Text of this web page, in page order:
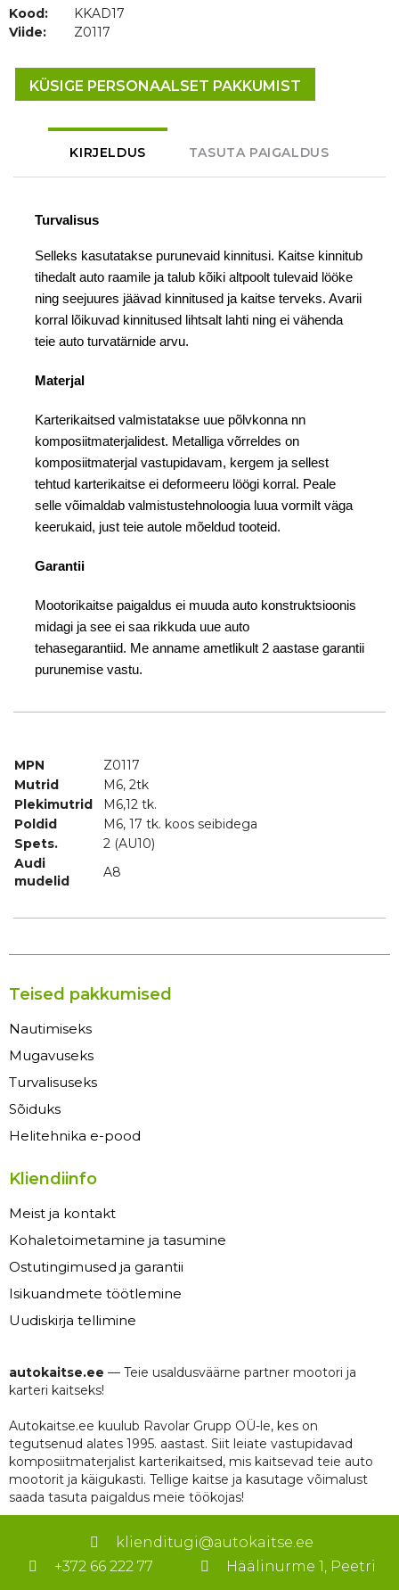
Kood:
KKAD17
Viide:
Z0117
KÜSIGE PERSONAALSET PAKKUMIST
KIRJELDUS TASUTA PAIGALDUS
Turvalisus
Selleks kasutatakse purunevaid kinnitusi. Kaitse kinnitub
tihedalt auto raamile ja talub kõiki altpoolt tulevaid lööke
ning seejuures jäävad kinnitused ja kaitse terveks. Avarii
korral lõikuvad kinnitused lihtsalt lahti ning ei vähenda
teie auto turvatärnide arvu.
Materjal
Karterikaitsed valmistatakse uue põlvkonna nn
komposiitmaterjalidest. Metalliga võrreldes on
komposiitmaterjal vastupidavam, kergem ja sellest
tehtud karterikaitse ei deformeeru löögi korral. Peale
selle võimaldab valmistustehnoloogia luua vormilt väga
keerukaid, just teie autole mõeldud tooteid.
Garantii
Mootorikaitse paigaldus ei muuda auto konstruktsioonis
midagi ja see ei saa rikkuda uue auto
tehasegarantiid. Me anname ametlikult 2 aastase garantii
purunemise vastu.
MPN
Z0117
Mutrid
M6, 2tk
Plekimutrid
M6,12 tk.
Poldid
M6, 17 tk. koos seibidega
Spets.
2 (AU10)
Audi
mudelid
A8
Teised pakkumised
Nautimiseks
Mugavuseks
Turvalisuseks
Sõiduks
Helitehnika e-pood
Kliendiinfo
Meist ja kontakt
Kohaletoimetamine ja tasumine
Ostutingimused ja garantii
Isikuandmete töötlemine
Uudiskirja tellimine
autokaitse.ee — Teie usaldusväärne partner mootori ja
karteri kaitseks!
Autokaitse.ee kuulub Ravolar Grupp OÜ-le, kes on
tegutsenud alates 1995. aastast. Siit leiate vastupidavad
komposiitmaterjalist karterikaitsed, mis kaitsevad teie auto
mootorit ja käigukasti. Tellige kaitse ja kasutage võimalust
saada tasuta paigaldus meie töökojas!
klienditugi@autokaitse.ee
+372 66 222 77
Häälinurme 1, Peetri